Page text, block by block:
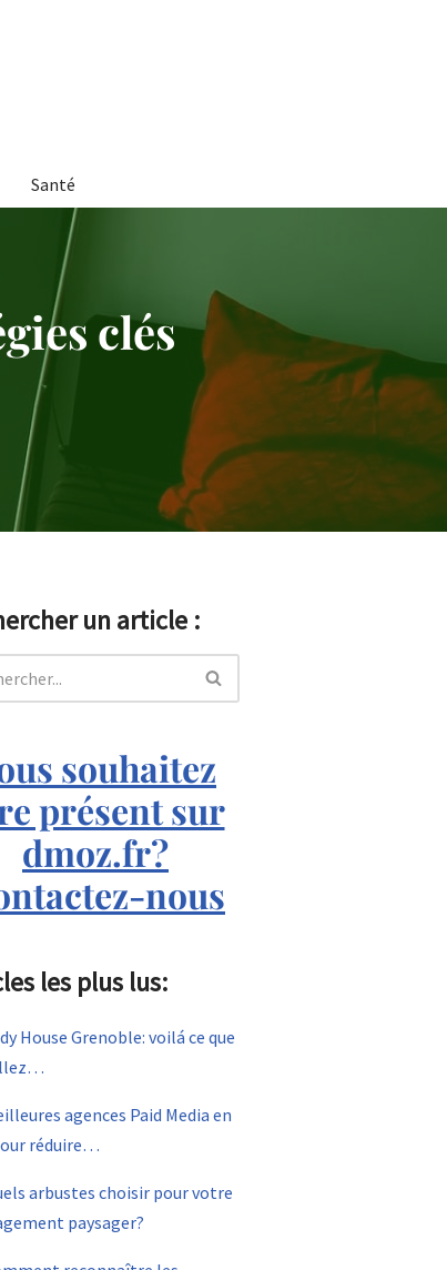
Santé
clés
un article :
souhaitez
présent sur
dmoz.fr?
nous
les plus lus:
House Grenoble: voilá ce que
agences Paid Media en
réduire…
arbustes choisir pour votre
paysager?